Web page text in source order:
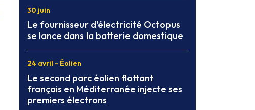
30 juin
Le fournisseur d'électricité Octopus
se lance dans la batterie domestique
24 avril - Éolien
Le second parc éolien flottant
français en Méditerranée injecte ses
premiers électrons